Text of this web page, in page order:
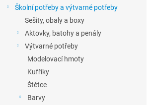
Školní potřeby a výtvarné potřeby
Sešity, obaly a boxy
Aktovky, batohy a penály
Výtvarné potřeby
Modelovací hmoty
Kufříky
Štětce
Barvy